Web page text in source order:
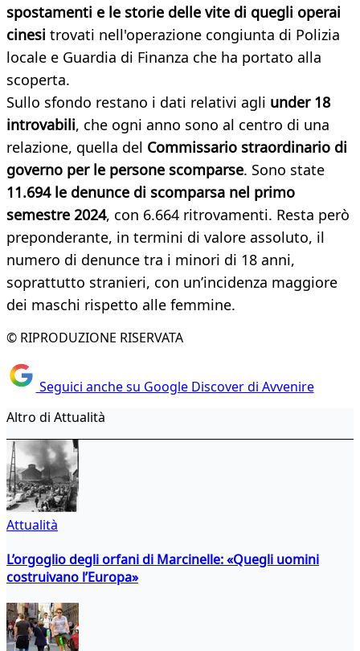
spostamenti e le storie delle vite di quegli operai
cinesi trovati nell'operazione congiunta di Polizia
locale e Guardia di Finanza che ha portato alla
scoperta.
Sullo sfondo restano i dati relativi agli under 18
introvabili, che ogni anno sono al centro di una
relazione, quella del Commissario straordinario di
governo per le persone scomparse. Sono state
11.694 le denunce di scomparsa nel primo
semestre 2024, con 6.664 ritrovamenti. Resta però
preponderante, in termini di valore assoluto, il
numero di denunce tra i minori di 18 anni,
soprattutto stranieri, con un’incidenza maggiore
dei maschi rispetto alle femmine.
© RIPRODUZIONE RISERVATA
Seguici anche su Google Discover di Avvenire
Altro di Attualità
Attualità
L’orgoglio degli orfani di Marcinelle: «Quegli uomini
costruivano l’Europa»